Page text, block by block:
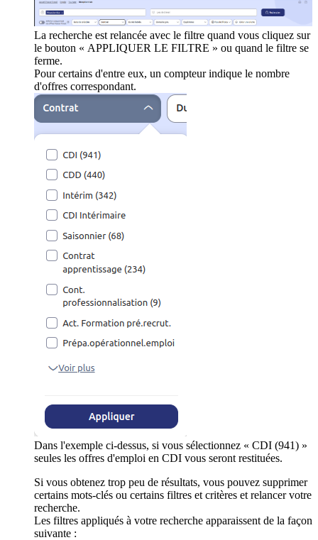
La recherche est relancée avec le filtre quand vous cliquez sur
le bouton « APPLIQUER LE FILTRE » ou quand le filtre se
ferme.
Pour certains d'entre eux, un compteur indique le nombre
d'offres correspondant.
Dans l'exemple ci-dessus, si vous sélectionnez « CDI (941) »
seules les offres d'emploi en CDI vous seront restituées.
Si vous obtenez trop peu de résultats, vous pouvez supprimer
certains mots-clés ou certains filtres et critères et relancer votre
recherche.
Les filtres appliqués à votre recherche apparaissent de la façon
suivante :